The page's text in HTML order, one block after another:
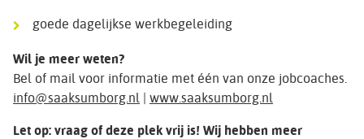
goede dagelijkse werkbegeleiding
Wil je meer weten?
Bel of mail voor informatie met één van onze jobcoaches.
info@saaksumborg.nl | www.saaksumborg.nl
Let op: vraag of deze plek vrij is! Wij hebben meer